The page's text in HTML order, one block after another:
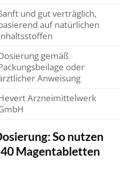
und gut verträglich,
auf natürlichen
gemäß
oder
Anweisung
Arzneimittelwerk
So nutzen
Magentabletten